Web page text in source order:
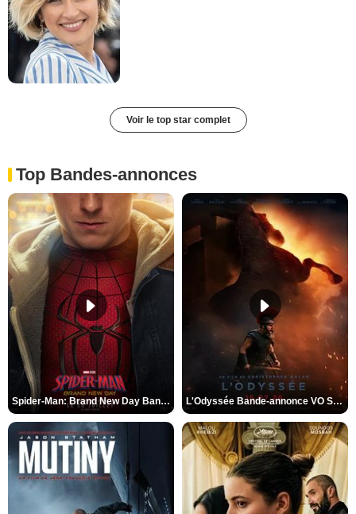
Voir le top star complet
Top Bandes-annonces
Spider-Man: Brand New Day Bande-annonce VO STFR L'Odyssée Bande-annonce VO STFR